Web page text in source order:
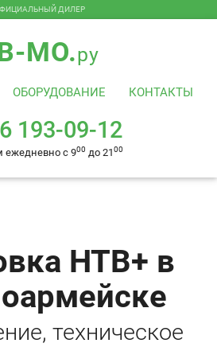
193-09-12
ежедневно с 9
ДИЛЕР
МО.ру
ОБОРУДОВАНИЕ КОНТАКТЫ
193-09-12
ежедневно с 900 до 2100
НТВ+ в
техническое